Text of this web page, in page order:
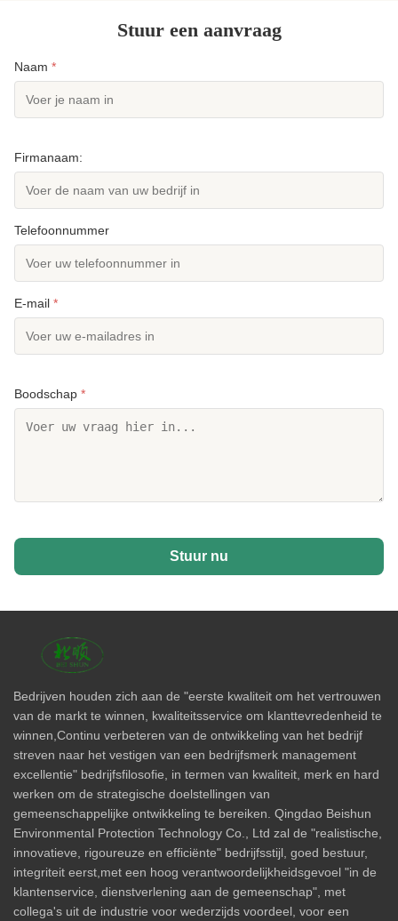
Stuur een aanvraag
Naam *
Firmanaam:
Telefoonnummer
E-mail *
Boodschap *
Stuur nu
Bedrijven houden zich aan de "eerste kwaliteit om het vertrouwen
van de markt te winnen, kwaliteitsservice om klanttevredenheid te
winnen,Continu verbeteren van de ontwikkeling van het bedrijf
streven naar het vestigen van een bedrijfsmerk management
excellentie" bedrijfsfilosofie, in termen van kwaliteit, merk en hard
werken om de strategische doelstellingen van
gemeenschappelijke ontwikkeling te bereiken. Qingdao Beishun
Environmental Protection Technology Co., Ltd zal de "realistische,
innovatieve, rigoureuze en efficiënte" bedrijfsstijl, goed bestuur,
integriteit eerst,met een hoog verantwoordelijkheidsgevoel "in de
klantenservice, dienstverlening aan de gemeenschap", met
collega's uit de industrie voor wederzijds voordeel, voor een